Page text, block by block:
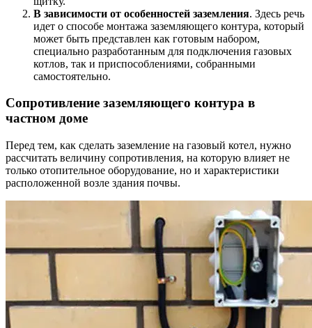
В зависимости от особенностей заземления. Здесь речь
идет о способе монтажа заземляющего контура, который
может быть представлен как готовым набором,
специально разработанным для подключения газовых
котлов, так и приспособлениями, собранными
самостоятельно.
Сопротивление заземляющего контура в
частном доме
Перед тем, как сделать заземление на газовый котел, нужно
рассчитать величину сопротивления, на которую влияет не
только отопительное оборудование, но и характеристики
расположенной возле здания почвы.